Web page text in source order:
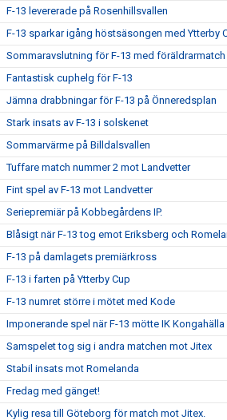
F-13 levererade på Rosenhillsvallen
F-13 sparkar igång höstsäsongen med Ytterby
Sommaravslutning för F-13 med föräldrarmatch
Fantastisk cuphelg för F-13
Jämna drabbningar för F-13 på Önneredsplan
Stark insats av F-13 i solskenet
Sommarvärme på Billdalsvallen
Tuffare match nummer 2 mot Landvetter
Fint spel av F-13 mot Landvetter
Seriepremiär på Kobbegårdens IP.
Blåsigt när F-13 tog emot Eriksberg och
F-13 på damlagets premiärkross
F-13 i farten på Ytterby Cup
F-13 numret större i mötet med Kode
Imponerande spel när F-13 mötte IK Kongahälla
Samspelet tog sig i andra matchen mot Jitex
Stabil insats mot Romelanda
Fredag med gänget!
Kylig resa till Göteborg för match mot Jitex.